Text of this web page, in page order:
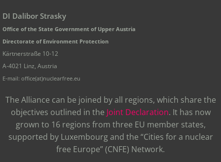
DI Dalibor Strasky
Office of the State Government of Upper Austria
Directorate of Environment Protection
Kärtnerstraße 10-12
A-4021 Linz, Austria
E-mail: office(at)nuclearfree.eu
The Alliance can be joined by all regions, which share the
objectives outlined in the Joint Declaration. It has now
grown to 16 regions from three EU member states,
supported by Luxembourg and the “Cities for a nuclear
free Europe” (CNFE) Network.